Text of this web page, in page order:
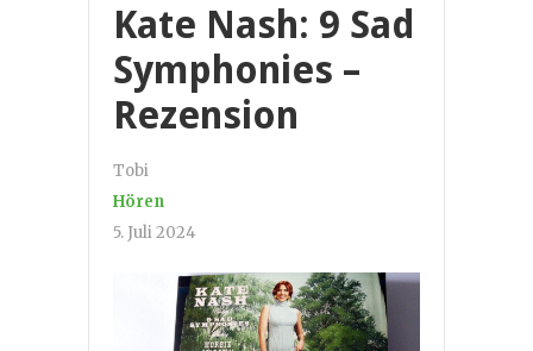
Kate Nash: 9 Sad
Symphonies –
Rezension
Tobi
Hören
5. Juli 2024